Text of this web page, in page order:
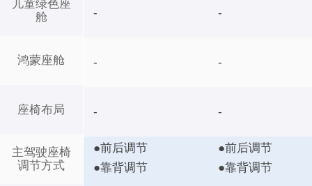
儿童绿色座
舱
鸿蒙座舱
座椅布局
主驾驶座椅
调节方式
- -
- -
- -
●前后调节
●靠背调节
●前后调节
●靠背调节